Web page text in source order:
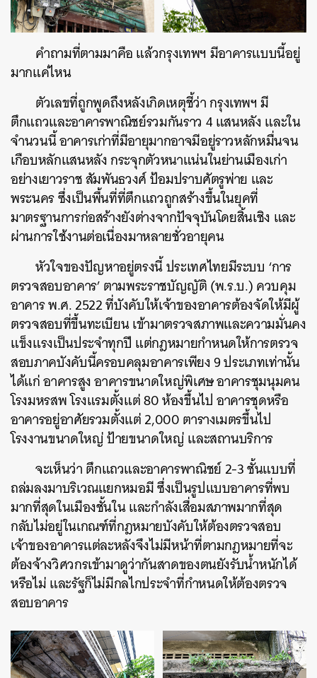
คำถามที่ตามมาคือ แล้วกรุงเทพฯ มีอาคารแบบนี้อยู่
มากแค่ไหน
ตัวเลขที่ถูกพูดถึงหลังเกิดเหตุชี้ว่า กรุงเทพฯ มี
ตึกแถวและอาคารพาณิชย์รวมกันราว 4 แสนหลัง และใน
จำนวนนี้ อาคารเก่าที่มีอายุมากอาจมีอยู่ราวหลักหมื่นจน
เกือบหลักแสนหลัง กระจุกตัวหนาแน่นในย่านเมืองเก่า
อย่างเยาวราช สัมพันธวงศ์ ป้อมปราบศัตรูพ่าย และ
พระนคร ซึ่งเป็นพื้นที่ที่ตึกแถวถูกสร้างขึ้นในยุคที่
มาตรฐานการก่อสร้างยังต่างจากปัจจุบันโดยสิ้นเชิง และ
ผ่านการใช้งานต่อเนื่องมาหลายชั่วอายุคน
หัวใจของปัญหาอยู่ตรงนี้ ประเทศไทยมีระบบ ‘การ
ตรวจสอบอาคาร’ ตามพระราชบัญญัติ (พ.ร.บ.) ควบคุม
อาคาร พ.ศ. 2522 ที่บังคับให้เจ้าของอาคารต้องจัดให้มีผู้
ตรวจสอบที่ขึ้นทะเบียน เข้ามาตรวจสภาพและความมั่นคง
แข็งแรงเป็นประจำทุกปี แต่กฎหมายกำหนดให้การตรวจ
สอบภาคบังคับนี้ครอบคลุมอาคารเพียง 9 ประเภทเท่านั้น
ได้แก่ อาคารสูง อาคารขนาดใหญ่พิเศษ อาคารชุมนุมคน
โรงมหรสพ โรงแรมตั้งแต่ 80 ห้องขึ้นไป อาคารชุดหรือ
อาคารอยู่อาศัยรวมตั้งแต่ 2,000 ตารางเมตรขึ้นไป
โรงงานขนาดใหญ่ ป้ายขนาดใหญ่ และสถานบริการ
จะเห็นว่า ตึกแถวและอาคารพาณิชย์ 2-3 ชั้นแบบที่
ถล่มลงมาบริเวณแยกหมอมี ซึ่งเป็นรูปแบบอาคารที่พบ
มากที่สุดในเมืองชั้นใน และกำลังเสื่อมสภาพมากที่สุด
กลับไม่อยู่ในเกณฑ์ที่กฎหมายบังคับให้ต้องตรวจสอบ
เจ้าของอาคารแต่ละหลังจึงไม่มีหน้าที่ตามกฎหมายที่จะ
ต้องจ้างวิศวกรเข้ามาดูว่ากันสาดของตนยังรับน้ำหนักได้
หรือไม่ และรัฐก็ไม่มีกลไกประจำที่กำหนดให้ต้องตรวจ
สอบอาคาร
ค้นหา
SHARE TWEET LINE EMAIL